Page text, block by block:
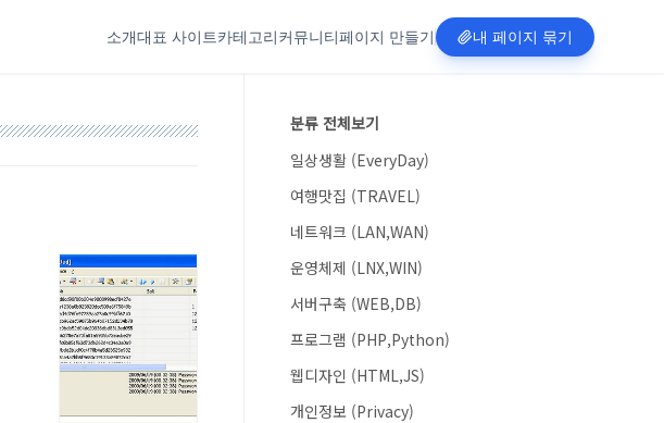
소개대표 사이트카테고리커뮤니티페이지 만들기 내 페이지 묶기
분류 전체보기
일상생활 (EveryDay)
여행맛집 (TRAVEL)
네트워크 (LAN,WAN)
운영체제 (LNX,WIN)
서버구축 (WEB,DB)
프로그램 (PHP,Python)
웹디자인 (HTML,JS)
개인정보 (Privacy)